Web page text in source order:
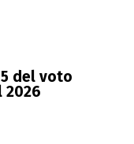
del voto
2026